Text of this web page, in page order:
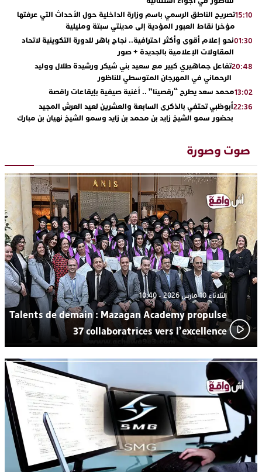
15:10تصريح الناطق الرسمي باسم وزارة الداخلية حول الأحداث التي عرفتها
مؤخرا نقاط العبور المؤدية إلى مدينتي سبتة ومليلية
01:30نحو إعلام أقوى وأكثر احترافية.. نجاح باهر للدورة التكوينية لاتحاد
المقاولات الإعلامية بالجديدة + صور
20:48تفاعل جماهيري كبير مع سعيد بني شيكر ورشيدة طلال ووليد
الرحماني في المهرجان المتوسطي للناظور
13:02محمد سعد يطرح “رقصينا” .. أغنية صيفية بإيقاعات راقصة
22:36أبوظبي تحتفي بالذكرى السابعة والعشرين لعيد العرش المجيد
بحضور سمو الشيخ زايد بن محمد بن زايد وسمو الشيخ نهيان بن مبارك
“كوفرة فالغيس”
19:11يقظة أمنية تنهي كابوس الفتاة القاصر: كواليس مثيرة لعملية تحرير
17:27 اتحاد المقاولات الإعلامية يقود قاطرة التكوين بالجديدة ويستضيف
الإعلامي سعيد بلفقير في دورة استثنائية
23:18ترسيخا لثقافة ترشيد الموارد المائية.. اختتام فعاليات النسخة الثانية
من “القرية الذكية للماء” بمركز الاصطياف ببوزنيقة
صوت وصورة
الثلاثاء 10 مارس 2026 - 10:40
Talents de demain : Mazagan Academy propulse
37 collaboratrices vers l’excellence